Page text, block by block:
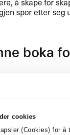
cookies
(Cookies) for å
spor etter seg
boka
må være
med det, det